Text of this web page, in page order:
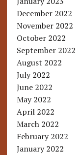
December 2022
November 2022
October 2022
September 2022
August 2022
July 2022
June 2022
May 2022
April 2022
March 2022
February 2022
January 2022